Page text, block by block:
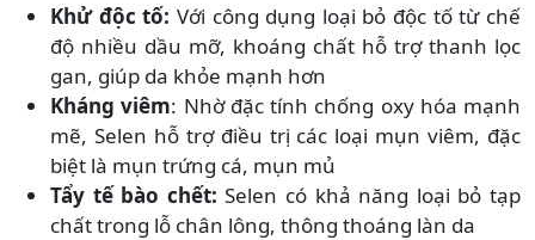
Khử độc tố: Với công dụng loại bỏ độc tố từ chế
độ nhiều dầu mỡ, khoáng chất hỗ trợ thanh lọc
gan, giúp da khỏe mạnh hơn
Kháng viêm: Nhờ đặc tính chống oxy hóa mạnh
mẽ, Selen hỗ trợ điều trị các loại mụn viêm, đặc
biệt là mụn trứng cá, mụn mủ
Tẩy tế bào chết: Selen có khả năng loại bỏ tạp
chất trong lỗ chân lông, thông thoáng làn da